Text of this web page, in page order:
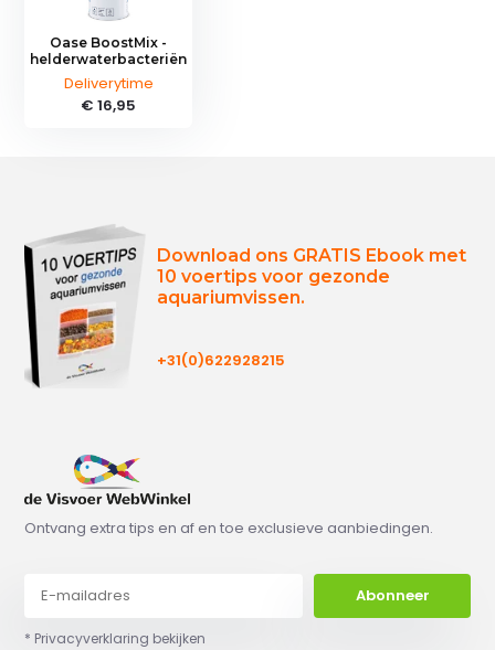
Oase BoostMix -
helderwaterbacteriën
Deliverytime
€ 16,95
Download ons GRATIS Ebook met
10 voertips voor gezonde
aquariumvissen.
+31(0)622928215
Ontvang extra tips en af en toe exclusieve aanbiedingen.
Abonneer
* Privacyverklaring bekijken